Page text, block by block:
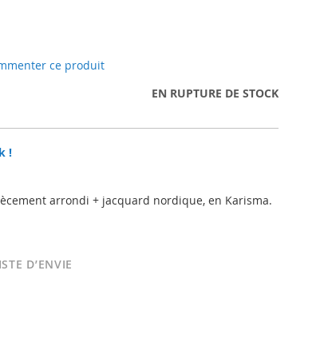
ce produit
EN RUPTURE DE STOCK
!
arrondi + jacquard nordique, en Karisma.
D’ENVIE